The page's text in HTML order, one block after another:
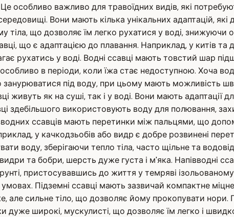
особливо важливо для травоїдних видів, які
Вони мають кілька унікальних адаптацій,
тіла, що дозволяє їм легко рухатися у воді,
що є адаптацією до плавання. Наприклад, у китів та
рухатись у воді. Водні ссавці мають товстий шар
в періоди, коли їжа стає недоступною. Хоча
під воду, при цьому мають можливість
живуть як на суші, так і у воді. Вони мають
здебільшого використовують воду для полювання,
ссавців мають перетинки між пальцями, що
у качкодзьобів або видр є добре розвинені
воду, зберігаючи тепло тіла, часто щільне та
та бобри, шерсть дуже густа і м'яка. Напівводні
пристосувавшись до життя у темряві
Підземні ссавці мають зазвичай компактне
але сильне тіло, що дозволяє йому прокопувати нори.
дуже широкі, мускулисті, що дозволяє їм легко і